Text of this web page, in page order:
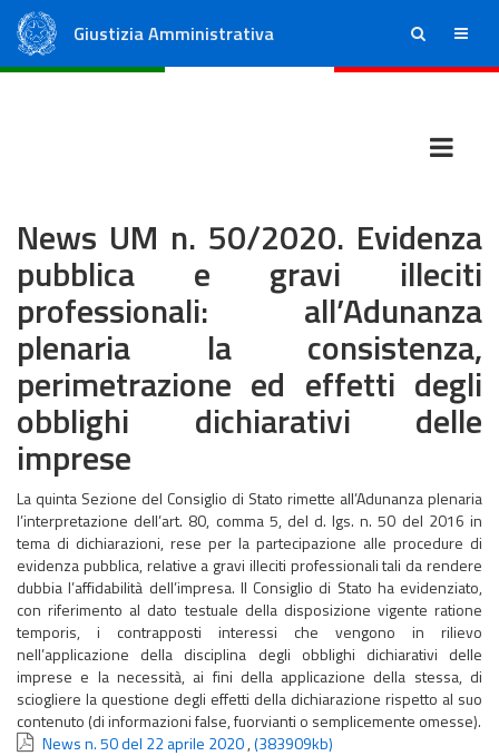
Giustizia Amministrativa ricerca menu
News UM n. 50/2020. Evidenza
pubblica e gravi illeciti
professionali: all’Adunanza
plenaria la consistenza,
perimetrazione ed effetti degli
obblighi dichiarativi delle
imprese
La quinta Sezione del Consiglio di Stato rimette all’Adunanza plenaria
l’interpretazione dell’art. 80, comma 5, del d. lgs. n. 50 del 2016 in
tema di dichiarazioni, rese per la partecipazione alle procedure di
evidenza pubblica, relative a gravi illeciti professionali tali da rendere
dubbia l’affidabilità dell’impresa. Il Consiglio di Stato ha evidenziato,
con riferimento al dato testuale della disposizione vigente ratione
temporis, i contrapposti interessi che vengono in rilievo
nell’applicazione della disciplina degli obblighi dichiarativi delle
imprese e la necessità, ai fini della applicazione della stessa, di
sciogliere la questione degli effetti della dichiarazione rispetto al suo
contenuto (di informazioni false, fuorvianti o semplicemente omesse).
News n. 50 del 22 aprile 2020,(383909kb)